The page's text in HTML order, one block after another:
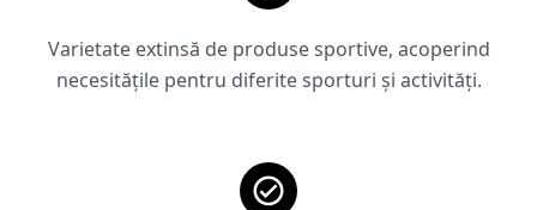
Varietate extinsă de produse sportive, acoperind
necesitățile pentru diferite sporturi și activități.